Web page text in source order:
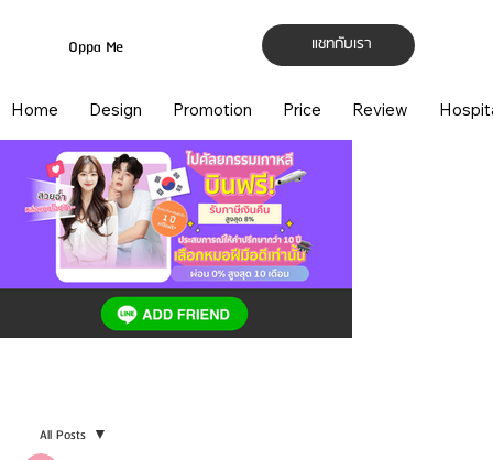
แชทกับเรา
Oppa Me
Home Design Promotion Price Review
All Posts